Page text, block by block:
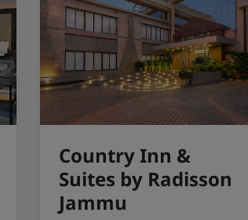
Country Inn &
Suites by Radisson
Jammu